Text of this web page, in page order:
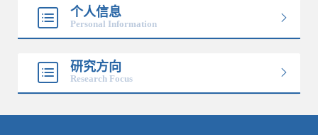
个人信息
Personal Information
研究方向
Research Focus